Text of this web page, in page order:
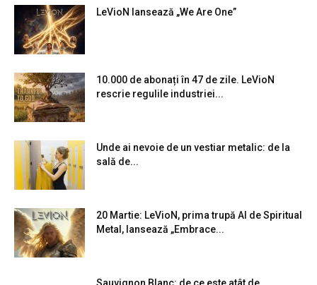
LeVioN lansează „We Are One”
10.000 de abonați în 47 de zile. LeVioN
rescrie regulile industriei...
Unde ai nevoie de un vestiar metalic: de la
sală de...
20 Martie: LeVioN, prima trupă AI de Spiritual
Metal, lansează „Embrace...